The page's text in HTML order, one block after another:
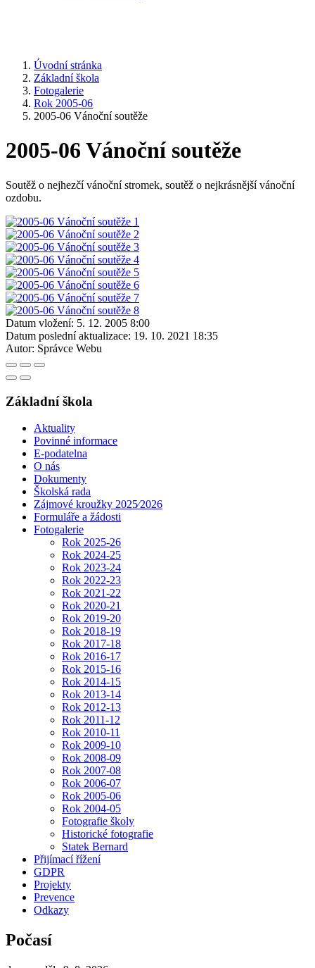
Úvodní stránka
Základní škola
Fotogalerie
Rok 2005-06
2005-06 Vánoční soutěže
2005-06 Vánoční soutěže
Soutěž o nejhezčí vánoční stromek, soutěž o nejkrásnější vánoční
ozdobu.
Datum vložení: 5. 12. 2005 8:00
Datum poslední aktualizace: 19. 10. 2021 18:35
Autor: Správce Webu
Základní škola
Aktuality
Povinné informace
E-podatelna
O nás
Dokumenty
Školská rada
Zájmové kroužky 2025⁄2026
Formuláře a žádosti
Fotogalerie
Rok 2025-26
Rok 2024-25
Rok 2023-24
Rok 2022-23
Rok 2021-22
Rok 2020-21
Rok 2019-20
Rok 2018-19
Rok 2017-18
Rok 2016-17
Rok 2015-16
Rok 2014-15
Rok 2013-14
Rok 2012-13
Rok 2011-12
Rok 2010-11
Rok 2009-10
Rok 2008-09
Rok 2007-08
Rok 2006-07
Rok 2005-06
Rok 2004-05
Fotografie školy
Historické fotografie
Statek Bernard
Přijímací řížení
GDPR
Projekty
Prevence
Odkazy
Počasí